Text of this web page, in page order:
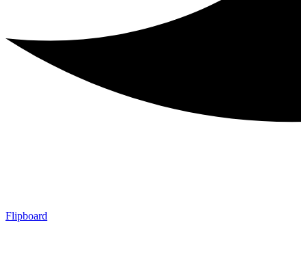
Flipboard